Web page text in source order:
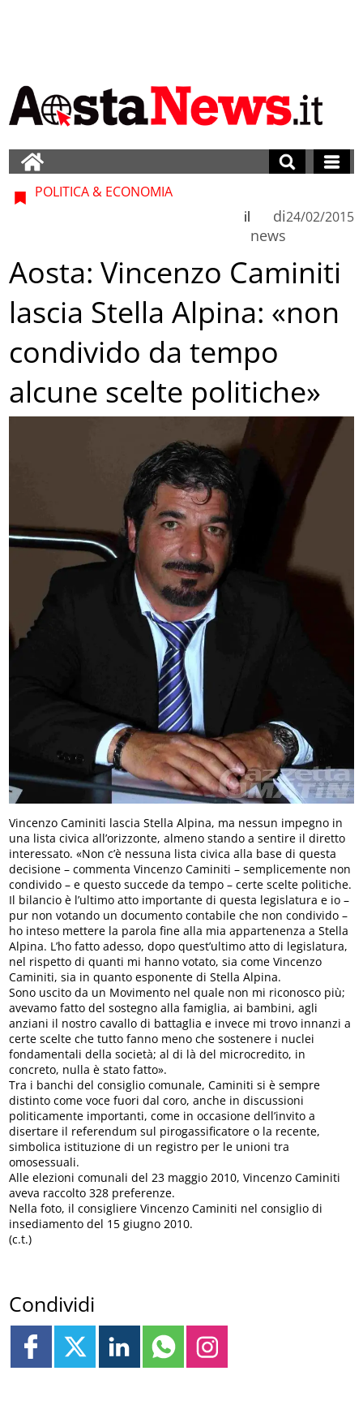
POLITICA & ECONOMIA
di
news
il 24/02/2015
Aosta: Vincenzo Caminiti
lascia Stella Alpina: «non
condivido da tempo
alcune scelte politiche»
Vincenzo Caminiti lascia Stella Alpina, ma nessun impegno in
una lista civica all’orizzonte, almeno stando a sentire il diretto
interessato. «Non c’è nessuna lista civica alla base di questa
decisione – commenta Vincenzo Caminiti – semplicemente non
condivido – e questo succede da tempo – certe scelte politiche.
Il bilancio è l’ultimo atto importante di questa legislatura e io –
pur non votando un documento contabile che non condivido –
ho inteso mettere la parola fine alla mia appartenenza a Stella
Alpina. L’ho fatto adesso, dopo quest’ultimo atto di legislatura,
nel rispetto di quanti mi hanno votato, sia come Vincenzo
Caminiti, sia in quanto esponente di Stella Alpina.
Sono uscito da un Movimento nel quale non mi riconosco più;
avevamo fatto del sostegno alla famiglia, ai bambini, agli
anziani il nostro cavallo di battaglia e invece mi trovo innanzi a
certe scelte che tutto fanno meno che sostenere i nuclei
fondamentali della società; al di là del microcredito, in
concreto, nulla è stato fatto».
Tra i banchi del consiglio comunale, Caminiti si è sempre
distinto come voce fuori dal coro, anche in discussioni
politicamente importanti, come in occasione dell’invito a
disertare il referendum sul pirogassificatore o la recente,
simbolica istituzione di un registro per le unioni tra
omosessuali.
Alle elezioni comunali del 23 maggio 2010, Vincenzo Caminiti
aveva raccolto 328 preferenze.
Nella foto, il consigliere Vincenzo Caminiti nel consiglio di
insediamento del 15 giugno 2010.
(c.t.)
Condividi